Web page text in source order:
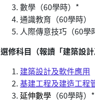
數學（60學時）*
通識教育（60學時）
人際傳意技巧（60學
選修科目（報讀「建築設
建築設計及軟件應用
基建工程及建造工程
延伸數學 （60學時）*